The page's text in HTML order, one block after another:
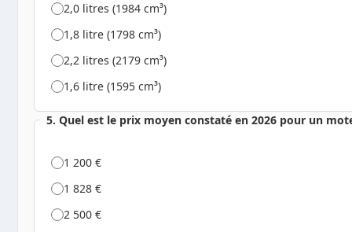
2,0 litres (1984 cm³)
1,8 litre (1798 cm³)
2,2 litres (2179 cm³)
1,6 litre (1595 cm³)
5. Quel est le prix moyen constaté en 2026 pour un
1 200 €
1 828 €
2 500 €